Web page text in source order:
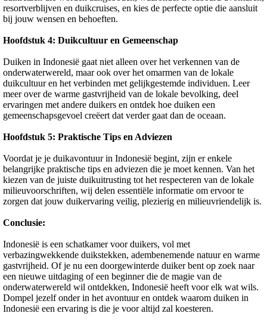
resortverblijven en duikcruises, en kies de perfecte optie die aansluit
bij jouw wensen en behoeften.
Hoofdstuk 4: Duikcultuur en Gemeenschap
Duiken in Indonesië gaat niet alleen over het verkennen van de
onderwaterwereld, maar ook over het omarmen van de lokale
duikcultuur en het verbinden met gelijkgestemde individuen. Leer
meer over de warme gastvrijheid van de lokale bevolking, deel
ervaringen met andere duikers en ontdek hoe duiken een
gemeenschapsgevoel creëert dat verder gaat dan de oceaan.
Hoofdstuk 5: Praktische Tips en Adviezen
Voordat je je duikavontuur in Indonesië begint, zijn er enkele
belangrijke praktische tips en adviezen die je moet kennen. Van het
kiezen van de juiste duikuitrusting tot het respecteren van de lokale
milieuvoorschriften, wij delen essentiële informatie om ervoor te
zorgen dat jouw duikervaring veilig, plezierig en milieuvriendelijk is.
Conclusie:
Indonesië is een schatkamer voor duikers, vol met
verbazingwekkende duikstekken, adembenemende natuur en warme
gastvrijheid. Of je nu een doorgewinterde duiker bent op zoek naar
een nieuwe uitdaging of een beginner die de magie van de
onderwaterwereld wil ontdekken, Indonesië heeft voor elk wat wils.
Dompel jezelf onder in het avontuur en ontdek waarom duiken in
Indonesië een ervaring is die je voor altijd zal koesteren.